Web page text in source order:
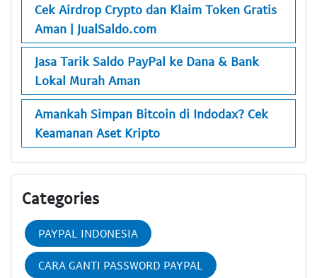
Cek Airdrop Crypto dan Klaim Token Gratis
Aman | JualSaldo.com
Jasa Tarik Saldo PayPal ke Dana & Bank
Lokal Murah Aman
Amankah Simpan Bitcoin di Indodax? Cek
Keamanan Aset Kripto
Categories
PAYPAL INDONESIA
CARA GANTI PASSWORD PAYPAL